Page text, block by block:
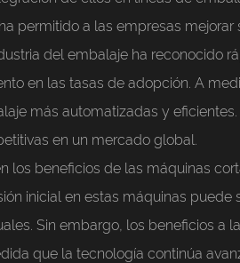
permitido a las empresas
del embalaje ha reconocido
en las tasas de adopción. A
más automatizadas y
en un mercado global.
los beneficios de las máquinas
inicial en estas máquinas
Sin embargo, los beneficios a
que la tecnología continúa